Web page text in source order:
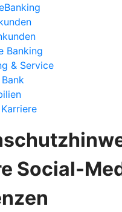
Banking
& Service
Social-